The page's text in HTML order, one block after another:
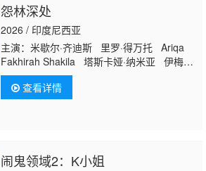
怨林深处
2026 / 印度尼西亚
主演：米歇尔·齐迪斯 里罗·得万托 Ariqa
Fakhirah Shakila 塔斯卡娅·纳米亚 伊梅尔
达·塞林 Dewi Pakis Whani Darmawan 普
里特·蒂莫西 德拉·达蒂安 鲁克曼·罗萨迪
Agus Kuncoro 鲁思·马里尼
查看详情
闹鬼领域2：K小姐